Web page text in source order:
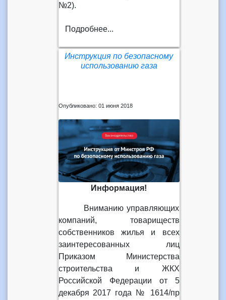
№2).
Подробнее...
Инструкция по безопасному
использованию газа
Опубликовано: 01 июня 2018
Информация!
Вниманию управляющих
компаний, товариществ
собственников жилья и всех
заинтересованных лиц
Приказом Министерства
строительства и ЖКХ
Российской Федерации от 5
декабря 2017 года № 1614/пр